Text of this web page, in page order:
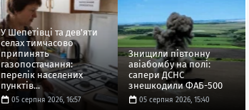
У Шепетівці та дев'яти
селах тимчасово
припинять
газопостачання:
перелік населених
пунктів...
05 серпня 2026, 16:57
Знищили півтонну
авіабомбу на полі:
сапери ДСНС
знешкодили ФАБ-500
05 серпня 2026, 15:40